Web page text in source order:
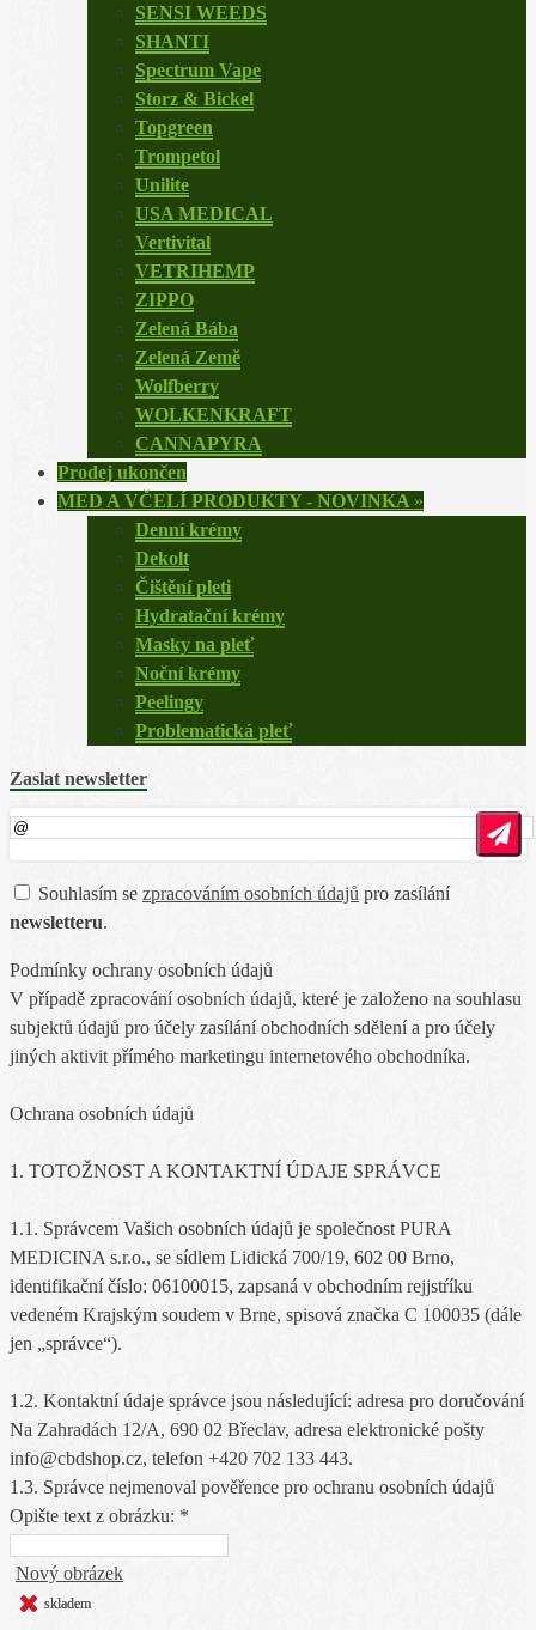
SENSI WEEDS
SHANTI
Spectrum Vape
Storz & Bickel
Topgreen
Trompetol
Unilite
USA MEDICAL
Vertivital
VETRIHEMP
ZIPPO
Zelená Bába
Zelená Země
Wolfberry
WOLKENKRAFT
CANNAPYRA
Prodej ukončen
MED A VČELÍ PRODUKTY - NOVINKA »
Denní krémy
Dekolt
Čištění pleti
Hydratační krémy
Masky na pleť
Noční krémy
Peelingy
Problematická pleť
Zaslat newsletter
Souhlasím se zpracováním osobních údajů pro zasílání
newsletteru.
Podmínky ochrany osobních údajů
V případě zpracování osobních údajů, které je založeno na souhlasu
subjektů údajů pro účely zasílání obchodních sdělení a pro účely
jiných aktivit přímého marketingu internetového obchodníka.
Ochrana osobních údajů
1. TOTOŽNOST A KONTAKTNÍ ÚDAJE SPRÁVCE
1.1. Správcem Vašich osobních údajů je společnost PURA
MEDICINA s.r.o., se sídlem Lidická 700/19, 602 00 Brno,
identifikační číslo: 06100015, zapsaná v obchodním rejjstŕíku
vedeném Krajským soudem v Brne, spisová značka C 100035 (dále
jen „správce“).
1.2. Kontaktní údaje správce jsou následující: adresa pro doručování
Na Zahradách 12/A, 690 02 Břeclav, adresa elektronické pošty
info@cbdshop.cz, telefon +420 702 133 443.
1.3. Správce nejmenoval pověřence pro ochranu osobních údajů
Opište text z obrázku: *
Nový obrázek
skladem
skladem